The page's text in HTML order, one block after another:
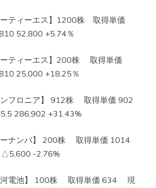
ーティーエス】1200株 取得単価
52,800 +5.74％
ーティーエス】200株 取得単価
25,000 +18.25％
ンフロニア】 912株 取得単価 902
286,902 +31.43%
ーナンバ】 200株 取得単価 1014
-2.76%
河電池】 100株 取得単価 634 現